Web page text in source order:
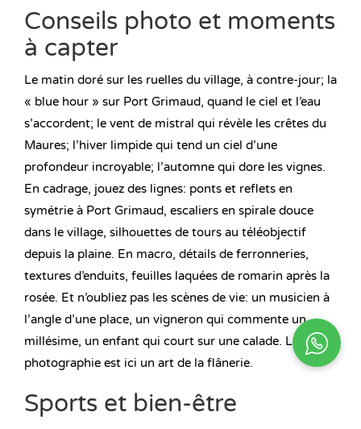
Conseils photo et moments
à capter
Le matin doré sur les ruelles du village, à contre-jour; la
« blue hour » sur Port Grimaud, quand le ciel et l’eau
s’accordent; le vent de mistral qui révèle les crêtes du
Maures; l’hiver limpide qui tend un ciel d’une
profondeur incroyable; l’automne qui dore les vignes.
En cadrage, jouez des lignes: ponts et reflets en
symétrie à Port Grimaud, escaliers en spirale douce
dans le village, silhouettes de tours au téléobjectif
depuis la plaine. En macro, détails de ferronneries,
textures d’enduits, feuilles laquées de romarin après la
rosée. Et n’oubliez pas les scènes de vie: un musicien à
l’angle d’une place, un vigneron qui commente un
millésime, un enfant qui court sur une calade. La
photographie est ici un art de la flânerie.
Sports et bien-être